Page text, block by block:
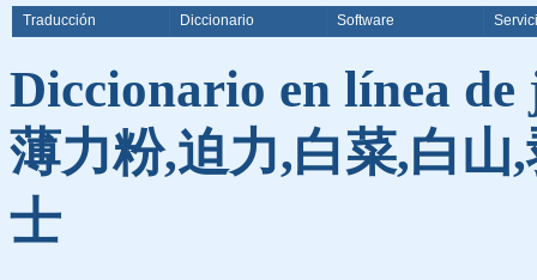
Traducción Diccionario Software
Diccionario en línea
薄力粉,迫力,白菜,白山
士